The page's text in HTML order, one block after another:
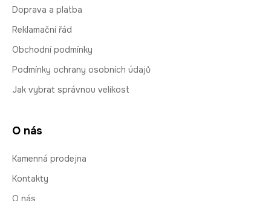
Doprava a platba
Reklamační řád
Obchodní podmínky
Podmínky ochrany osobních údajů
Jak vybrat správnou velikost
O nás
Kamenná prodejna
Kontakty
O nás